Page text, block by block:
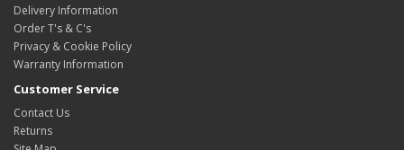
Delivery Information
Order T's & C's
Privacy & Cookie Policy
Warranty Information
Customer Service
Contact Us
Returns